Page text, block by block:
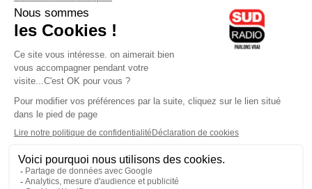
lyoncapitale.fr
olympique-et-lyonnais.com
L'application Iphone / Android
Téléchargez l'application
Les cookies
Gestion des cookies